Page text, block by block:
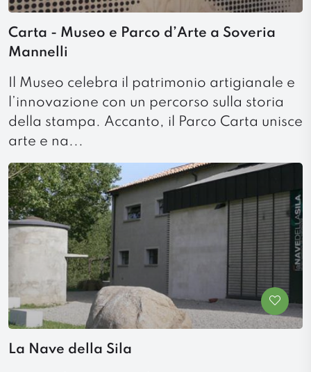
Carta - Museo e Parco d’Arte a Soveria
Mannelli
Il Museo celebra il patrimonio artigianale e
l’innovazione con un percorso sulla storia
della stampa. Accanto, il Parco Carta unisce
arte e na...
La Nave della Sila